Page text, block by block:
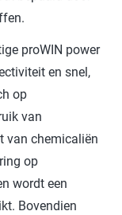
proWIN power
en snel,
op
van
van chemicaliën
op
wordt een
Bovendien